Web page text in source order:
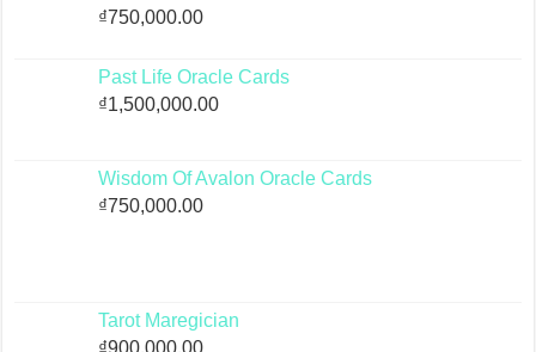
₫750,000.00
Past Life Oracle Cards
₫1,500,000.00
Wisdom Of Avalon Oracle Cards
₫750,000.00
Tarot Maregician
₫900,000.00